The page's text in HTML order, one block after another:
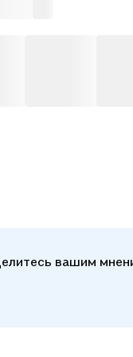
вашим